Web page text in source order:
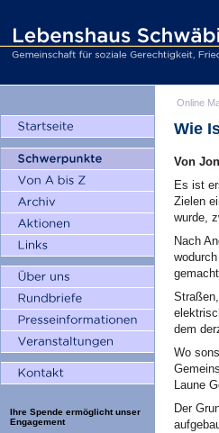
Ihre Spende ermöglicht unser
Engagement
Online
Wie
Von
Es ist
Zielen
wurde,
Nach
dem
Wo
Laune
Der